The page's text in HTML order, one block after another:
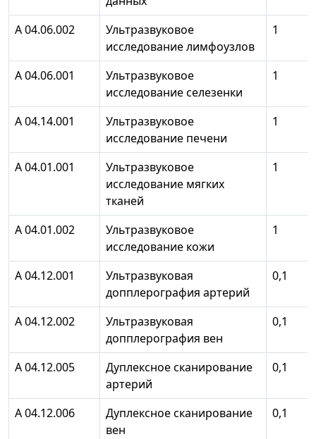
А 04.06.002
Ультразвуковое
исследование лимфоузлов
1
А 04.06.001
Ультразвуковое
исследование селезенки
1
А 04.14.001
Ультразвуковое
исследование печени
1
А 04.01.001
Ультразвуковое
исследование мягких
тканей
1
А 04.01.002
Ультразвуковое
исследование кожи
1
А 04.12.001
Ультразвуковая
допплерография артерий
0,1
А 04.12.002
Ультразвуковая
допплерография вен
0,1
А 04.12.005
Дуплексное сканирование
артерий
0,1
А 04.12.006
Дуплексное сканирование
вен
0,1